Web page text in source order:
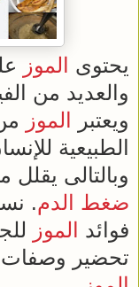
يحتوى الموز
والعديد من
ويعتبر الموز
الطبيعية
وبالتالى يقلل
ضغط الدم.
فوائد الموز
تحضير وصفات